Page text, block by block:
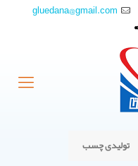
gluedana@gmail.com
تولیدی چسب